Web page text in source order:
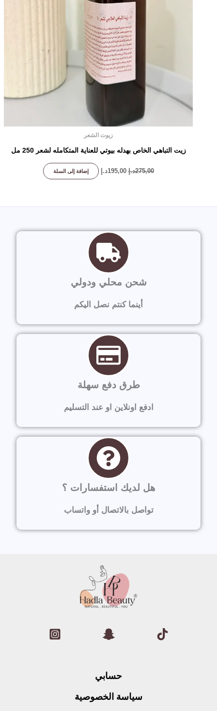
زيوت الشعر
زيت التباهي الخاص بهدله بيوتي للعناية المتكامله لشعر 250 مل
275,00د.إ 195,00د.إ إضافة إلى السلة
شحن محلي ودولي
أينما كنتم نصل اليكم
طرق دفع سهلة
ادفع اونلاين او عند التسليم
هل لديك استفسارات ؟
تواصل بالاتصال أو واتساب
حسابي
سياسة الخصوصية